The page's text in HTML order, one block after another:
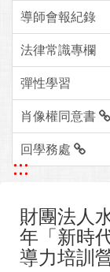
導師會報紀錄
法律常識專欄
彈性學習
肖像權同意書
回學務處
:::
財團法人
年「新時
導力培訓營